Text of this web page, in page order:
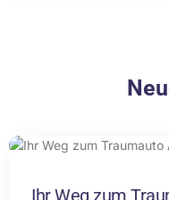
Ihr Weg zum